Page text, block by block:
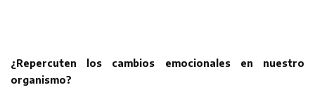
¿Repercuten los cambios emocionales en nuestro
organismo?